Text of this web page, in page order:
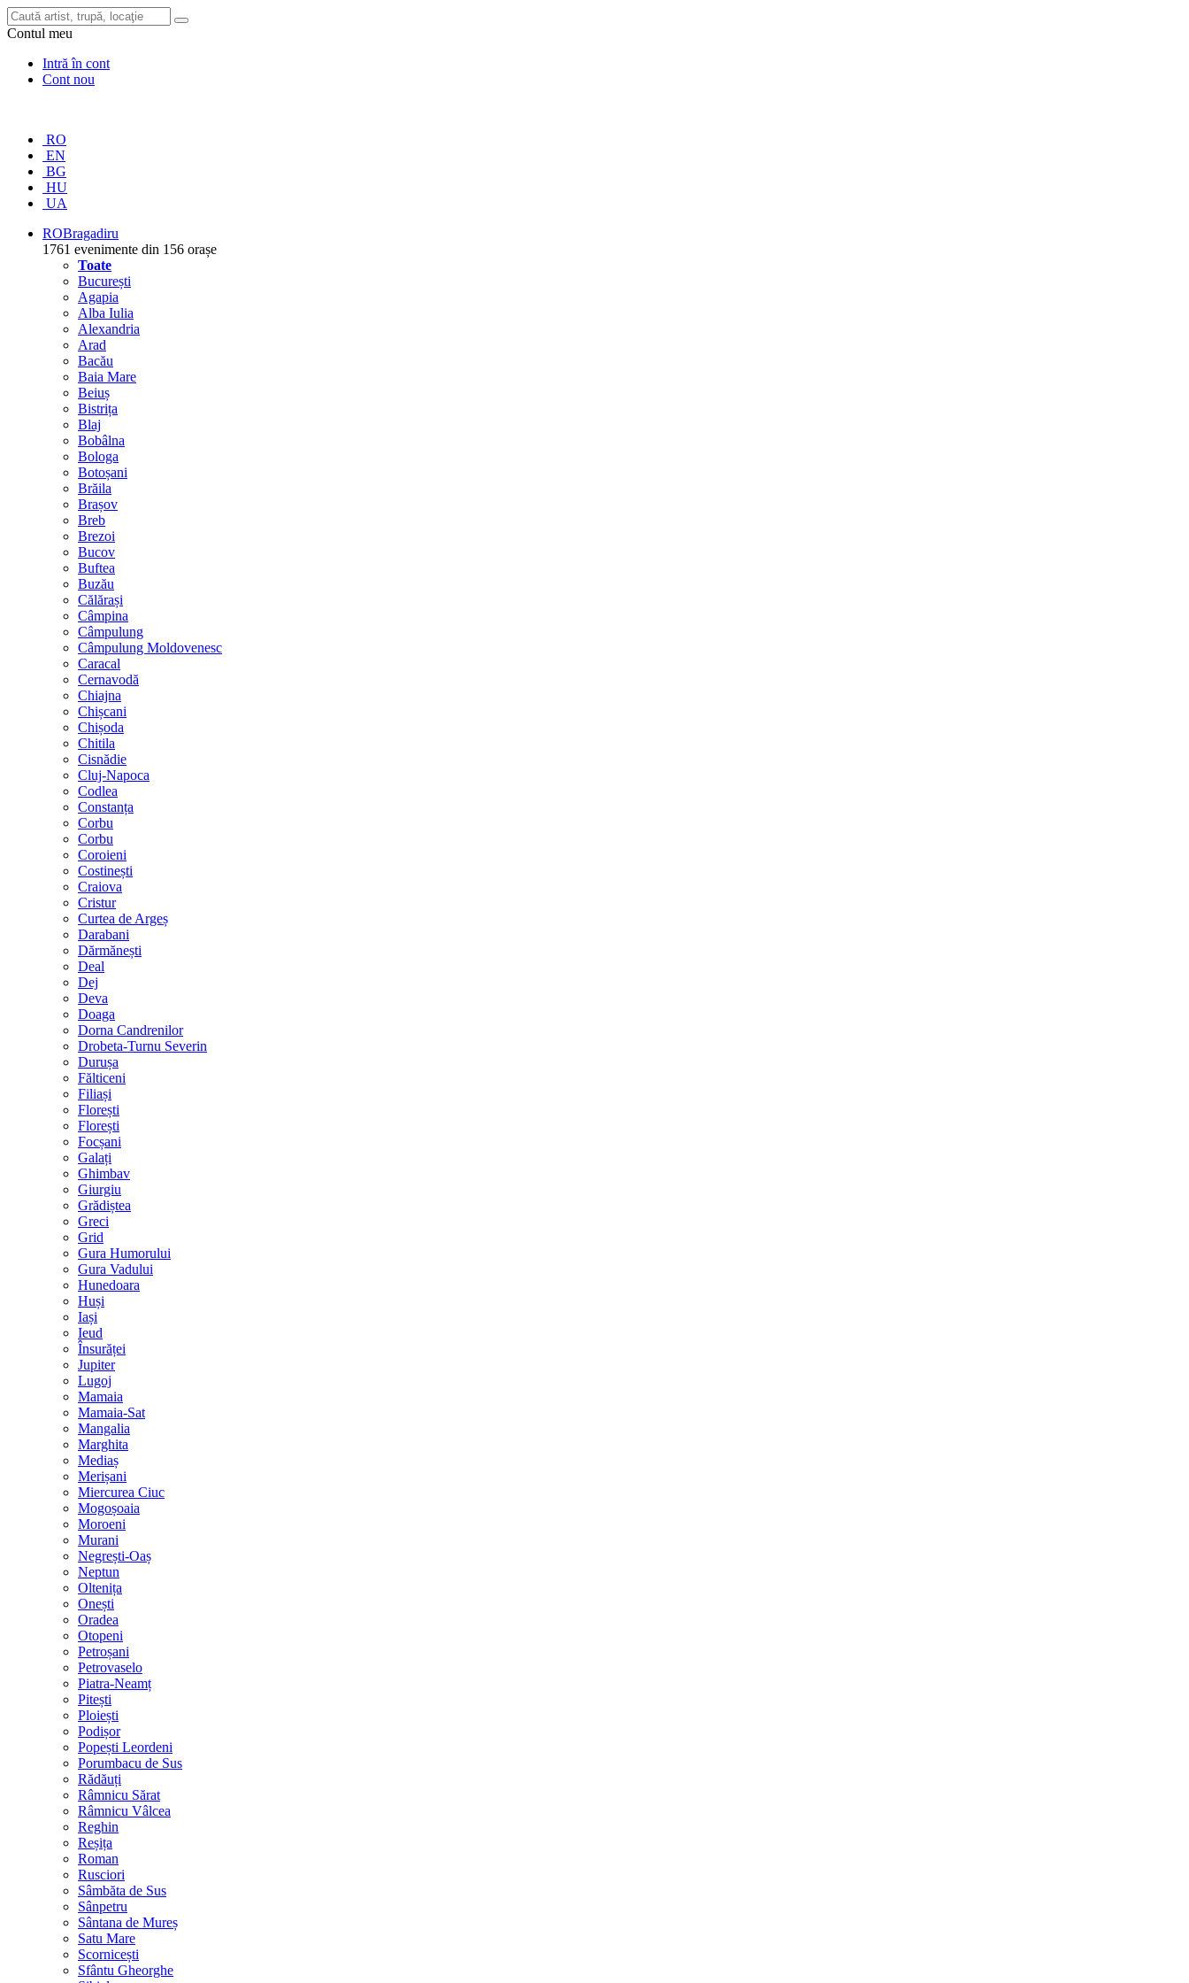
Contul meu
Intră în cont
Cont nou
RO
EN
BG
HU
UA
ROBragadiru
1761 evenimente din 156 orașe
Toate
București
Agapia
Alba Iulia
Alexandria
Arad
Bacău
Baia Mare
Beiuș
Bistrița
Blaj
Bobâlna
Bologa
Botoșani
Brăila
Brașov
Breb
Brezoi
Bucov
Buftea
Buzău
Călărași
Câmpina
Câmpulung
Câmpulung Moldovenesc
Caracal
Cernavodă
Chiajna
Chișcani
Chișoda
Chitila
Cisnădie
Cluj-Napoca
Codlea
Constanța
Corbu
Corbu
Coroieni
Costinești
Craiova
Cristur
Curtea de Argeș
Darabani
Dărmănești
Deal
Dej
Deva
Doaga
Dorna Candrenilor
Drobeta-Turnu Severin
Durușa
Fălticeni
Filiași
Florești
Florești
Focșani
Galați
Ghimbav
Giurgiu
Grădiștea
Greci
Grid
Gura Humorului
Gura Vadului
Hunedoara
Huși
Iași
Ieud
Însurăței
Jupiter
Lugoj
Mamaia
Mamaia-Sat
Mangalia
Marghita
Mediaș
Merișani
Miercurea Ciuc
Mogoșoaia
Moroeni
Murani
Negrești-Oaș
Neptun
Oltenița
Onești
Oradea
Otopeni
Petroșani
Petrovaselo
Piatra-Neamț
Pitești
Ploiești
Podișor
Popești Leordeni
Porumbacu de Sus
Rădăuți
Râmnicu Sărat
Râmnicu Vâlcea
Reghin
Reșița
Roman
Rusciori
Sâmbăta de Sus
Sânpetru
Sântana de Mureș
Satu Mare
Scornicești
Sfântu Gheorghe